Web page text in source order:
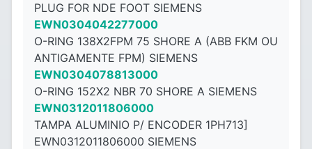
PLUG FOR NDE FOOT SIEMENS
EWN0304042277000
O-RING 138X2FPM 75 SHORE A (ABB FKM OU
ANTIGAMENTE FPM) SIEMENS
EWN0304078813000
O-RING 152X2 NBR 70 SHORE A SIEMENS
EWN0312011806000
TAMPA ALUMINIO P/ ENCODER 1PH713]
EWN0312011806000 SIEMENS